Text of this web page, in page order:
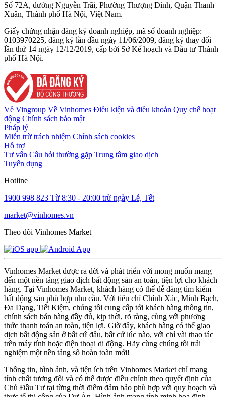
Số 72A, đường Nguyễn Trãi, Phường Thượng Đình, Quận Thanh
Xuân, Thành phố Hà Nội, Việt Nam.
Giấy chứng nhận đăng ký doanh nghiệp, mã số doanh nghiệp:
0103970225, đăng ký lần đầu ngày 11/06/2009, đăng ký thay đổi
lần thứ 14 ngày 12/12/2019, cấp bởi Sở Kế hoạch và Đầu tư Thành
phố Hà Nội.
Về Vingroup Về Vinhomes Điều kiện và điều khoản Quy chế hoạt
động Chính sách bảo mật
Pháp lý
Miễn trừ trách nhiệm Chính sách cookies
Hỗ trợ
Tư vấn Câu hỏi thường gặp Trung tâm giao dịch
Tuyển dụng
Hotline
1900 998 823 Từ 8:30 - 20:00 trừ ngày Lễ, Tết
market@vinhomes.vn
Theo dõi Vinhomes Market
Vinhomes Market được ra đời và phát triển với mong muốn mang
đến một nền tảng giao dịch bất động sản an toàn, tiện lợi cho khách
hàng. Tại Vinhomes Market, khách hàng có thể dễ dàng tìm kiếm
bất động sản phù hợp nhu cầu. Với tiêu chí Chính Xác, Minh Bạch,
Đa Dạng, Tiết Kiệm, chúng tôi cung cấp tới khách hàng thông tin,
chính sách bán hàng đầy đủ, kịp thời, rõ ràng, cùng với phương
thức thanh toán an toàn, tiện lợi. Giờ đây, khách hàng có thể giao
dịch bất động sản ở bất cứ đâu, bất cứ lúc nào, với chỉ vài thao tác
trên máy tính hoặc điện thoại di động. Hãy cùng chúng tôi trải
nghiệm một nền tảng số hoàn toàn mới!
Thông tin, hình ảnh, và tiện ích trên Vinhomes Market chỉ mang
tính chất tương đối và có thể được điều chỉnh theo quyết định của
Chủ Đầu Tư tại từng thời điểm đảm bảo phù hợp với quy hoạch và